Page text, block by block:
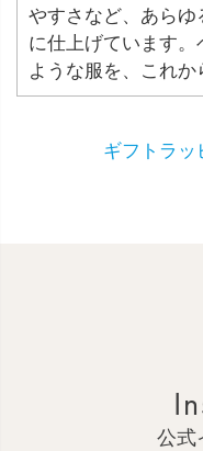
やすさなど、あら
に仕上げています
ような服を、これか
ギフトラッ
公式